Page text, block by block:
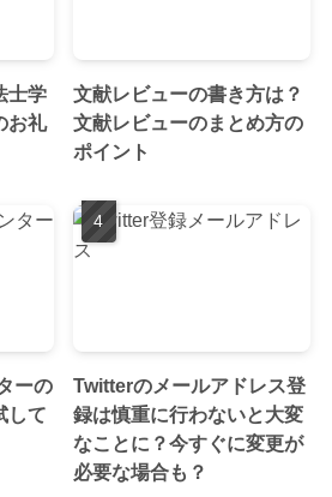
士学
お礼
文献レビューの書き方は？
文献レビューのまとめ方の
ポイント
ーの
して
Twitterのメールアドレス登
録は慎重に行わないと大変
なことに？今すぐに変更が
必要な場合も？